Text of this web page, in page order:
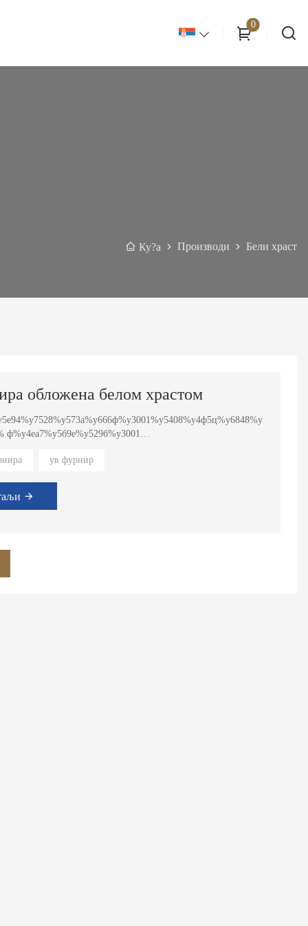
0
Ку?а Производи Бели храст
обложена белом храстом
ф%у4еа7%у5б9е%у529б%у3001
фф0ц%у901а%у987а%у8фде %у8д2ф%у3002
5%у5б57%у7б26%у6570 %у9650%у5236%уфф1а150-
ув фурнир